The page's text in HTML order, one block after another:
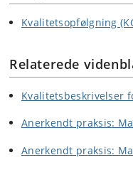
Kvalitetsopfølgning
Relaterede
Kvalitetsbeskrivelser
Anerkendt praksis:
Anerkendt praksis: